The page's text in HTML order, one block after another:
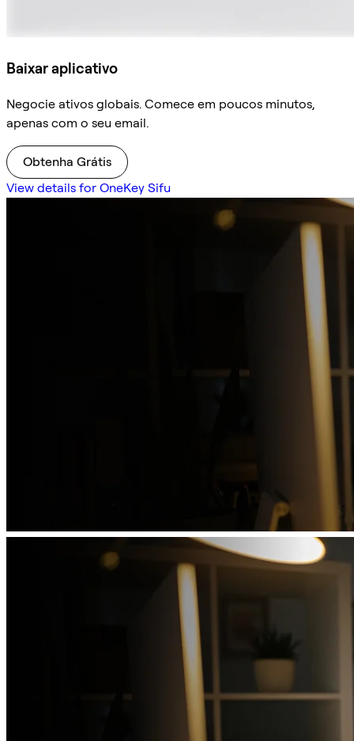
Baixar aplicativo
Negocie ativos globais. Comece em poucos minutos,
apenas com o seu email.
Obtenha Grátis
View details for OneKey Sifu